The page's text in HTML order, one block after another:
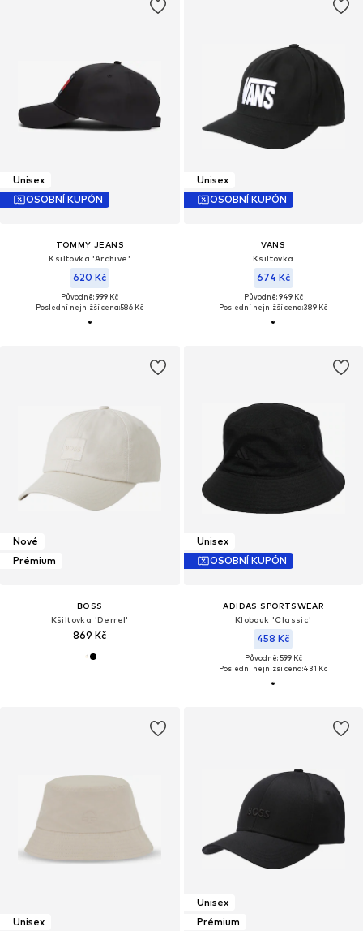
Unisex
OSOBNÍ KUPÓN
TOMMY JEANS
Kšiltovka 'Archive'
620 Kč
Původně: 999 Kč
Poslední nejnižší cena:586 Kč
Unisex
OSOBNÍ KUPÓN
VANS
Kšiltovka
674 Kč
Původně: 949 Kč
Poslední nejnižší cena:389 Kč
Nové
Prémium
BOSS
Kšiltovka 'Derrel'
869 Kč
Unisex
OSOBNÍ KUPÓN
ADIDAS SPORTSWEAR
Klobouk 'Classic'
458 Kč
Původně: 599 Kč
Poslední nejnižší cena:431 Kč
Unisex
Unisex
Prémium